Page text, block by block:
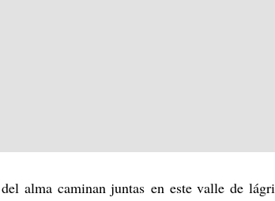
alma caminan juntas en este valle de